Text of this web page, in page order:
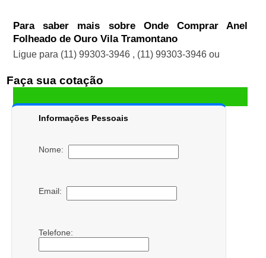
Para saber mais sobre Onde Comprar Anel
Folheado de Ouro Vila Tramontano
Ligue para (11) 99303-3946 , (11) 99303-3946 ou
Faça sua cotação
Informações Pessoais
Nome:
Email:
Telefone: